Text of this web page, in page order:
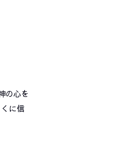
の心を
に信